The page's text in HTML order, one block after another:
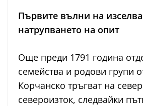
Първите вълни на
натрупването на опит
Още преди 1791 година
семейства и родови групи
Корчанско тръгват на
североизток, следвайки